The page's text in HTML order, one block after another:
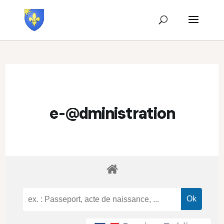
e-@dministration